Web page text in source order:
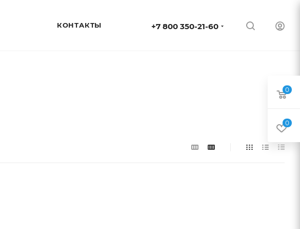
+7 800 350-21-60
КОНТАКТЫ
0
0